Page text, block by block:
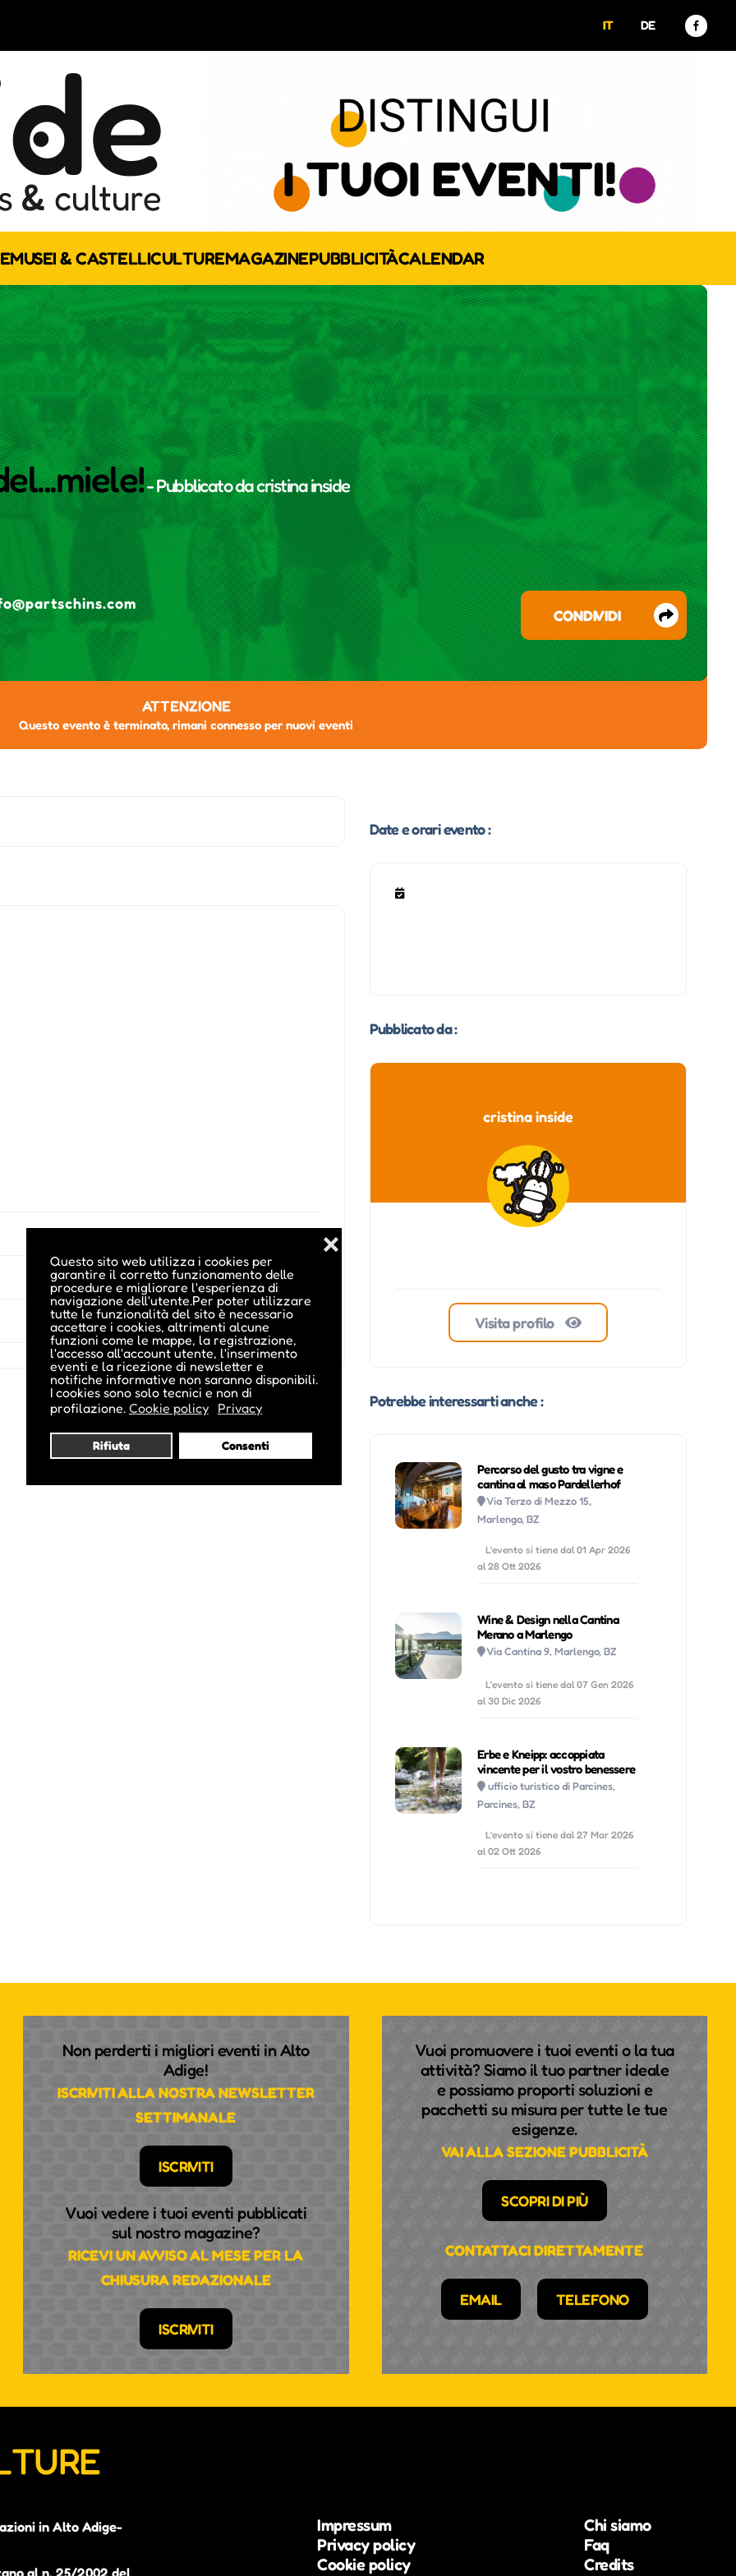
Questo sito web utilizza i cookies per
garantire il corretto funzionamento delle
procedure e migliorare l'esperienza di
navigazione dell'utente.Per poter utilizzare
tutte le funzionalità del sito è necessario
accettare i cookies, altrimenti alcune
funzioni come le mappe, la registrazione,
l'accesso all'account utente, l'inserimento
eventi e la ricezione di newsletter e
notifiche informative non saranno disponibili.
I cookies sono solo tecnici e non di
profilazione. Cookie policy Privacy
Rifiuta Consenti
❌
IT DE
MUSEI & CASTELLICULTUREMAGAZINEPUBBLICITÀCALENDAR
- Pubblicato dacristina inside
CONDIVIDI
ATTENZIONE
Questo evento è terminato, rimani connesso per nuovi eventi
Date e orari evento :
Pubblicato da :
cristina inside
Visita profilo
Potrebbe interessarti anche :
Percorso del gusto tra vigne e
cantina al maso Pardellerhof
Via Terzo di Mezzo 15,
Marlengo, BZ
L'evento si tiene dal 01 Apr 2026
al 28 Ott 2026
Wine & Design nella Cantina
Merano a Marlengo
Via Cantina 9, Marlengo, BZ
L'evento si tiene dal 07 Gen 2026
al 30 Dic 2026
Erbe e Kneipp: accoppiata
vincente per il vostro benessere
ufficio turistico di Parcines,
Parcines, BZ
L'evento si tiene dal 27 Mar 2026
al 02 Ott 2026
Non perderti i migliori eventi in Alto
Adige!
ISCRIVITI ALLA NOSTRA NEWSLETTER
SETTIMANALE
ISCRIVITI
Vuoi vedere i tuoi eventi pubblicati
sul nostro magazine?
RICEVI UN AVVISO AL MESE PER LA
CHIUSURA REDAZIONALE
ISCRIVITI
Vuoi promuovere i tuoi eventi o la tua
attività? Siamo il tuo partner ideale
e possiamo proporti soluzioni e
pacchetti su misura per tutte le tue
esigenze.
VAI ALLA SEZIONE PUBBLICITÀ
SCOPRI DI PIÙ
CONTATTACI DIRETTAMENTE
EMAIL TELEFONO
in Alto Adige-
al n. 25/2002 del
Impressum
Privacy policy
Cookie policy
Chi siamo
Faq
Credits